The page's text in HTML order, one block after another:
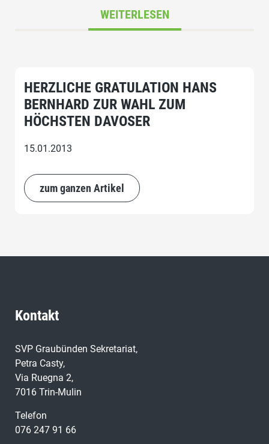
WEITERLESEN
HERZLICHE GRATULATION HANS
BERNHARD ZUR WAHL ZUM
HÖCHSTEN DAVOSER
15.01.2013
zum ganzen Artikel
Kontakt
SVP Graubünden Sekretariat,
Petra Casty,
Via Ruegna 2,
7016 Trin-Mulin
Telefon
076 247 91 66